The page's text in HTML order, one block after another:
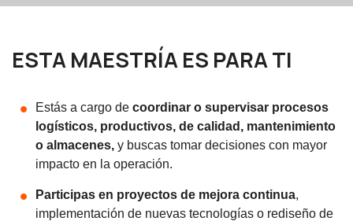
ESTA MAESTRÍA ES PARA TI
Estás a cargo de coordinar o supervisar procesos
logísticos, productivos, de calidad, mantenimiento
o almacenes, y buscas tomar decisiones con mayor
impacto en la operación.
Participas en proyectos de mejora continua,
implementación de nuevas tecnologías o rediseño de